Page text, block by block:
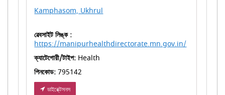
Kamphasom, Ukhrul
ৱেবসাইট লিঙ্ক :
https://manipurhealthdirectorate.mn.gov.in/
ক্যাটেগোরী/টাইপ: Health
পিনকোড:795142
ডাইরে্ক্টসনস